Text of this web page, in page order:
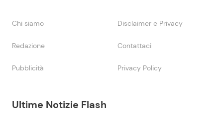
Ultime Notizie Flash
Chi siamo Disclaimer e Privacy
Redazione Contattaci
Pubblicità Privacy Policy